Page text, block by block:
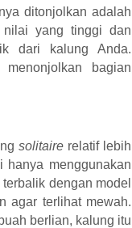
ditonjolkan adalah
nilai yang tinggi dan
dari kalung Anda.
bagian
solitaire relatif lebih
menggunakan
dengan model
agar terlihat mewah.
berlian, kalung itu